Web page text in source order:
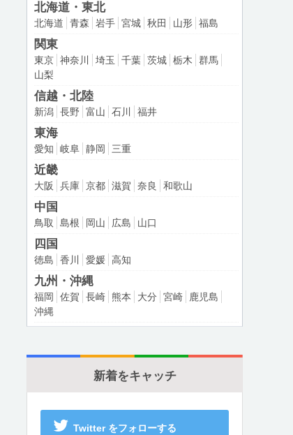
北海道・東北
北海道 青森 岩手 宮城 秋田 山形 福島
関東
東京 神奈川 埼玉 千葉 茨城 栃木
群馬
山梨
信越・北陸
新潟 長野 富山 石川 福井
東海
愛知 岐阜 静岡 三重
近畿
大阪 兵庫 京都 滋賀 奈良 和歌山
中国
鳥取 島根 岡山 広島 山口
四国
徳島 香川 愛媛 高知
九州・沖縄
福岡 佐賀 長崎 熊本 大分 宮崎
鹿児島
沖縄
新着をキャッチ
Twitter をフォローする